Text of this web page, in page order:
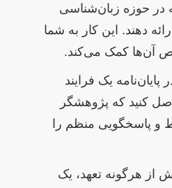
در حوزه زبان‌شناسی
دهند. این کار به شما
آن‌ها کمک می‌کند.
پایان‌نامه یک فرایند
کنید که پژوهشگر
و پاسخگویی منظم را
از هرگونه تعهد، یک